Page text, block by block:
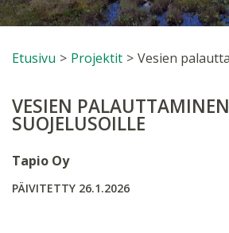
Etusivu > Projektit >
VESIEN PALAUTTAMINEN
SUOJELUSOILLE
Tapio Oy
PÄIVITETTY 26.1.2026